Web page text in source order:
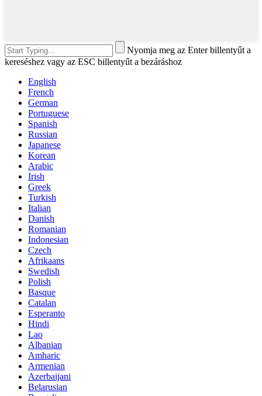
Nyomja meg az Enter billentyűt a
kereséshez vagy az ESC billentyűt a bezáráshoz
English
French
German
Portuguese
Spanish
Russian
Japanese
Korean
Arabic
Irish
Greek
Turkish
Italian
Danish
Romanian
Indonesian
Czech
Afrikaans
Swedish
Polish
Basque
Catalan
Esperanto
Hindi
Lao
Albanian
Amharic
Armenian
Azerbaijani
Belarusian